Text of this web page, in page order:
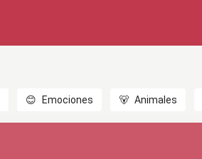
😊 Emociones 🐻 Animales